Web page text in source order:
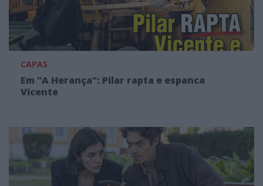
CAPAS
Em "A Herança": Pilar rapta e espanca
Vicente